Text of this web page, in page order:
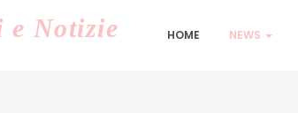
e Notizie HOME NEWS